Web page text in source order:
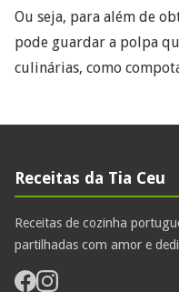
Ou seja, para além de
pode guardar a polpa
culinárias, como
Receitas da Tia Ceu
Receitas de cozinha
partilhadas com amor e